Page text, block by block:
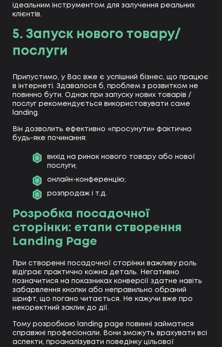
ідеальним інструментом для залучення реальних
клієнтів.
5. Запуск нового товару/
послуги
Припустимо, у Вас вже є успішний бізнес, що працює
в інтернеті. Здавалося б, проблем з розвитком не
повинно бути. Однак при запуску нових товарів /
послуг рекомендується використовувати саме
landing.
Він дозволить ефективно «просунути» фактично
будь-яке починання:
вихід на ринок нового товару або нової
послуги;
онлайн-конференцію;
розпродаж і т.д.
Розробка посадочної
сторінки: етапи створення
Landing Page
При створенні посадочної сторінки важливу роль
відіграє практично кожна деталь. Негативно
позначитися на показниках конверсії здатне навіть
забарвлення кнопки або неправильно обраний
шрифт, що погано читається. Не кажучи вже про
некоректний заклик до дії.
Тому розробкою landing page повинні займатися
справжні професіонали. Вони зможуть врахувати всі
аспекти, проаналізувати поведінку цільової